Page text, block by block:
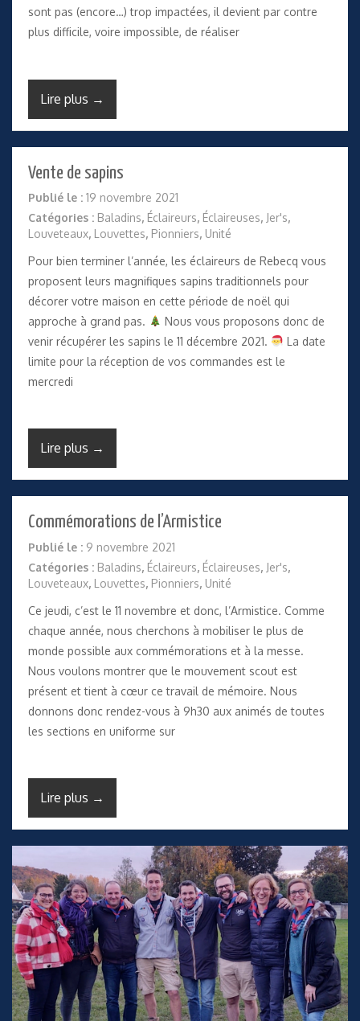
sont pas (encore…) trop impactées, il devient par contre
plus difficile, voire impossible, de réaliser
Lire plus →
Vente de sapins
Publié le : 19 novembre 2021
Catégories : Baladins, Éclaireurs, Éclaireuses, Jer's,
Louveteaux, Louvettes, Pionniers, Unité
Pour bien terminer l’année, les éclaireurs de Rebecq vous
proposent leurs magnifiques sapins traditionnels pour
décorer votre maison en cette période de noël qui
approche à grand pas.
Nous vous proposons donc de
venir récupérer les sapins le 11 décembre 2021.
La date
limite pour la réception de vos commandes est le
mercredi
Lire plus →
Commémorations de l’Armistice
Publié le : 9 novembre 2021
Catégories : Baladins, Éclaireurs, Éclaireuses, Jer's,
Louveteaux, Louvettes, Pionniers, Unité
Ce jeudi, c’est le 11 novembre et donc, l’Armistice. Comme
chaque année, nous cherchons à mobiliser le plus de
monde possible aux commémorations et à la messe.
Nous voulons montrer que le mouvement scout est
présent et tient à cœur ce travail de mémoire. Nous
donnons donc rendez-vous à 9h30 aux animés de toutes
les sections en uniforme sur
Lire plus →